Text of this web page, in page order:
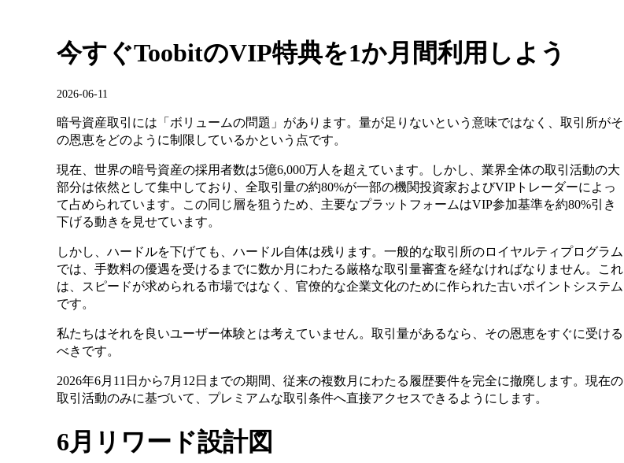
今すぐToobitのVIP特典を1か月間利用しよう
2026-06-11
暗号資産取引には「ボリュームの問題」があります。量が足りないという意味ではなく、取引所がそ
の恩恵をどのように制限しているかという点です。
現在、世界の暗号資産の採用者数は5億6,000万人を超えています。しかし、業界全体の取引活動の大
部分は依然として集中しており、全取引量の約80%が一部の機関投資家およびVIPトレーダーによっ
て占められています。この同じ層を狙うため、主要なプラットフォームはVIP参加基準を約80%引き
下げる動きを見せています。
しかし、ハードルを下げても、ハードル自体は残ります。一般的な取引所のロイヤルティプログラム
では、手数料の優遇を受けるまでに数か月にわたる厳格な取引量審査を経なければなりません。これ
は、スピードが求められる市場ではなく、官僚的な企業文化のために作られた古いポイントシステム
です。
私たちはそれを良いユーザー体験とは考えていません。取引量があるなら、その恩恵をすぐに受ける
べきです。
2026年6月11日から7月12日までの期間、従来の複数月にわたる履歴要件を完全に撤廃します。現在の
取引活動のみに基づいて、プレミアムな取引条件へ直接アクセスできるようにします。
6月リワード設計図